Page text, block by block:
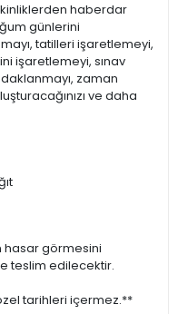
haberdar
günlerini
tatilleri işaretlemeyi,
işaretlemeyi, sınav
zaman
ve daha
hasar görmesini
teslim edilecektir.
tarihleri içermez.**